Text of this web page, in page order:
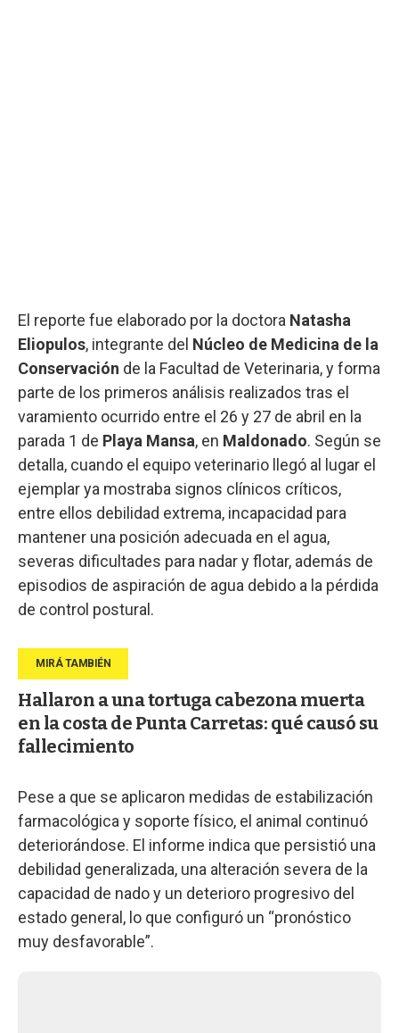
El reporte fue elaborado por la doctora Natasha
Eliopulos, integrante del Núcleo de Medicina de la
Conservación de la Facultad de Veterinaria, y forma
parte de los primeros análisis realizados tras el
varamiento ocurrido entre el 26 y 27 de abril en la
parada 1 de Playa Mansa, en Maldonado. Según se
detalla, cuando el equipo veterinario llegó al lugar el
ejemplar ya mostraba signos clínicos críticos,
entre ellos debilidad extrema, incapacidad para
mantener una posición adecuada en el agua,
severas dificultades para nadar y flotar, además de
episodios de aspiración de agua debido a la pérdida
de control postural.
Hallaron a una tortuga cabezona muerta
en la costa de Punta Carretas: qué causó su
fallecimiento
Pese a que se aplicaron medidas de estabilización
farmacológica y soporte físico, el animal continuó
deteriorándose. El informe indica que persistió una
debilidad generalizada, una alteración severa de la
capacidad de nado y un deterioro progresivo del
estado general, lo que configuró un “pronóstico
muy desfavorable”.